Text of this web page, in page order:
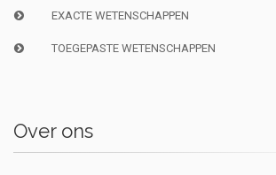
EXACTE WETENSCHAPPEN
TOEGEPASTE WETENSCHAPPEN
Over ons